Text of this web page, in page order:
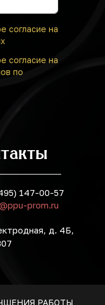
согласие на
согласие на
по
147-00-57
prom.ru
д. 4Б,
2026.
РАБОТЫ